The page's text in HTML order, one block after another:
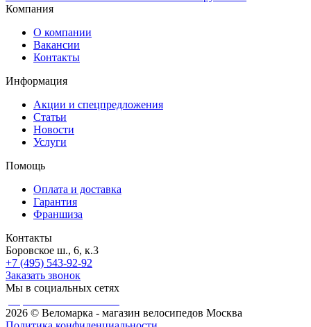
Компания
О компании
Вакансии
Контакты
Информация
Акции и спецпредложения
Статьи
Новости
Услуги
Помощь
Оплата и доставка
Гарантия
Франшиза
Контакты
Боровское ш., 6, к.3
+7 (495) 543-92-92
Заказать звонок
Мы в социальных сетях
2026 © Веломарка - магазин велосипедов Москва